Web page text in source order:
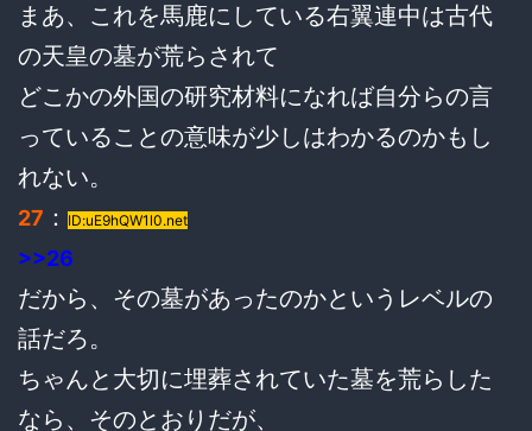
まあ、これを馬鹿にしている右翼連中は古代
の天皇の墓が荒らされて
どこかの外国の研究材料になれば自分らの言
っていることの意味が少しはわかるのかもし
れない。
27 ： ID:uE9hQW1l0.net
>>26
だから、その墓があったのかというレベルの
話だろ。
ちゃんと大切に埋葬されていた墓を荒らした
なら、そのとおりだが、